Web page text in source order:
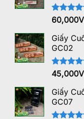
Được xếp
hạng
5 sao
60,000
Giấy
GC02
Được xếp
hạng
5 sao
45,000
Giấy
GC07